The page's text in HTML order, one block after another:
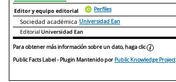
Editor y equipo editorial Perfiles
Sociedad académica Universidad Ean
EditorialUniversidad Ean
Para obtener más información sobre un dato, haga clic
Public Facts Label- Plugin Mantenido porPublic Knowledge Project